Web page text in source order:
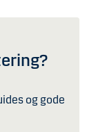
og gode